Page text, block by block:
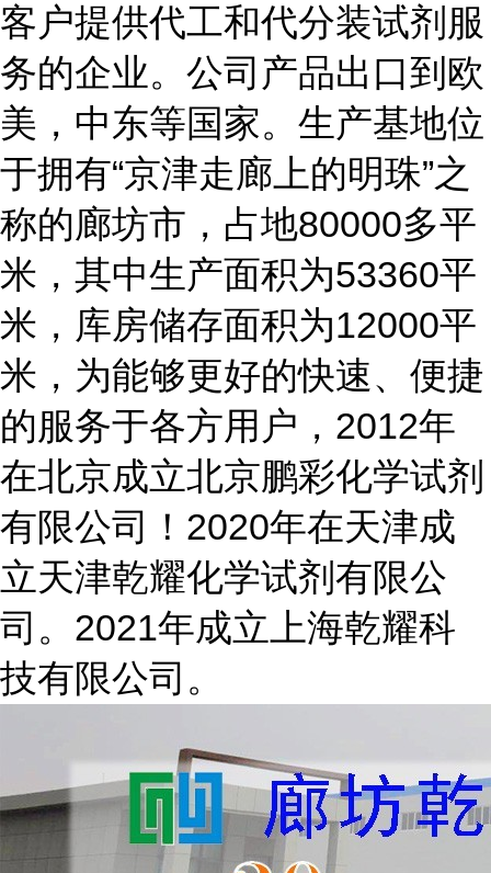
客户提供代工和代分装试剂服
务的企业。公司产品出口到欧
美，中东等国家。生产基地位
于拥有“京津走廊上的明珠”之
称的廊坊市，占地80000多平
米，其中生产面积为53360平
米，库房储存面积为12000平
米，为能够更好的快速、便捷
的服务于各方用户，2012年
在北京成立北京鹏彩化学试剂
有限公司！2020年在天津成
立天津乾耀化学试剂有限公
司。2021年成立上海乾耀科
技有限公司。